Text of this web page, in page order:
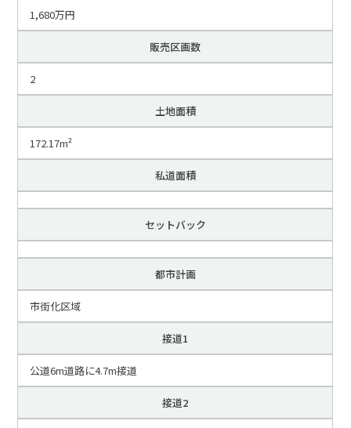
1,680万円
販売区画数
2
土地面積
172.17m²
私道面積
セットバック
都市計画
市街化区域
接道1
公道6m道路に4.7m接道
接道2